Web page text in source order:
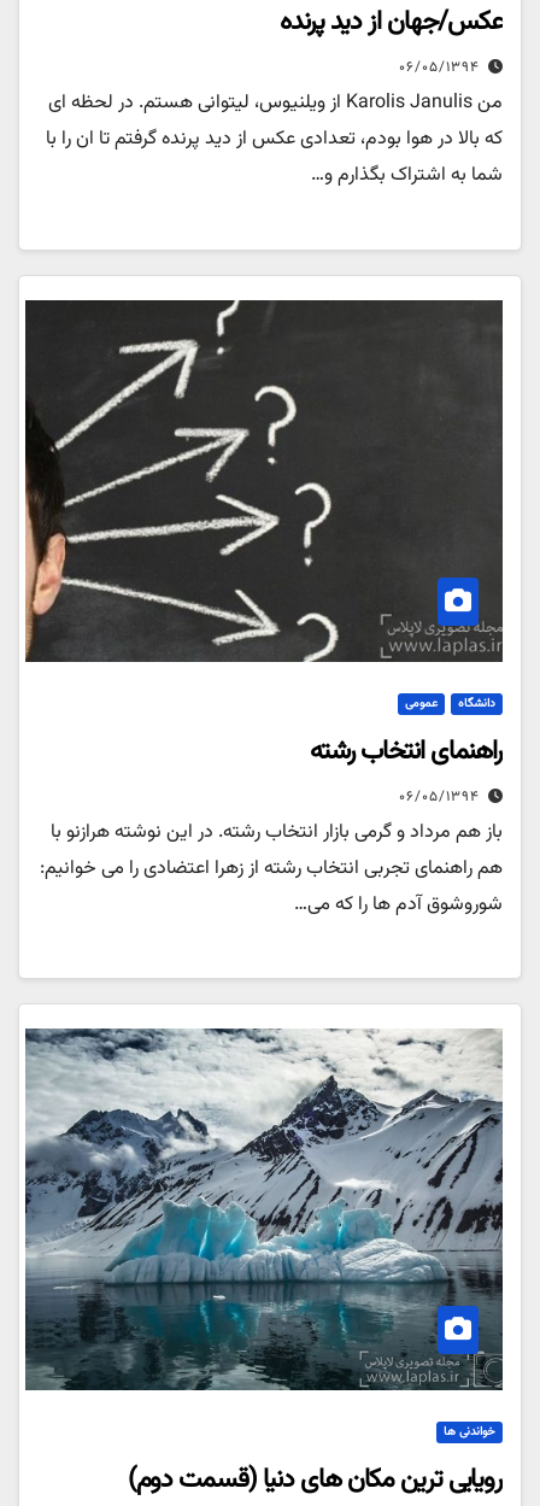
عکس/جهان از دید پرنده
۰۶/۰۵/۱۳۹۴
من Karolis Janulis از ویلنیوس، لیتوانی هستم. در لحظه ای
که بالا در هوا بودم، تعدادی عکس از دید پرنده گرفتم تا ان را با
شما به اشتراک بگذارم و…
دانشگاه عمومی
راهنمای انتخاب رشته
۰۶/۰۵/۱۳۹۴
باز هم مرداد و گرمی بازار انتخاب رشته. در این نوشته هرازنو با
هم راهنمای تجربی انتخاب رشته از زهرا اعتضادی را می خوانیم:
شوروشوق آدم ها را که می…
خواندنی ها
رویایی ترین مکان های دنیا (قسمت دوم)